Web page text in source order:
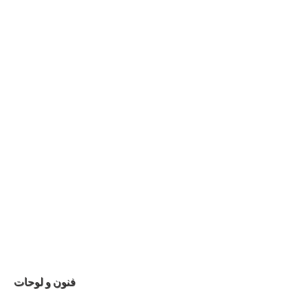
فنون و لوحات